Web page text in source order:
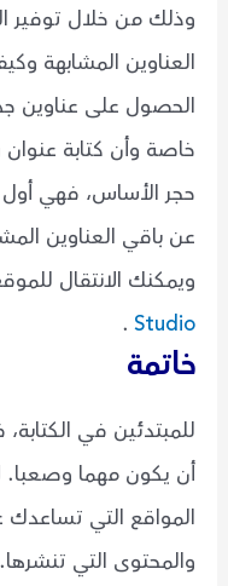
وذلك من خلال توفير
العناوين المشابهة
الحصول على عناوين
خاصة وأن كتابة
حجر الأساس، فهي أول
عن باقي العناوين
ويمكنك الانتقال
Studio
.
خاتمة
للمبتدئين في
أن يكون مهما وصعبا.
المواقع التي تساعدك
والمحتوى التي